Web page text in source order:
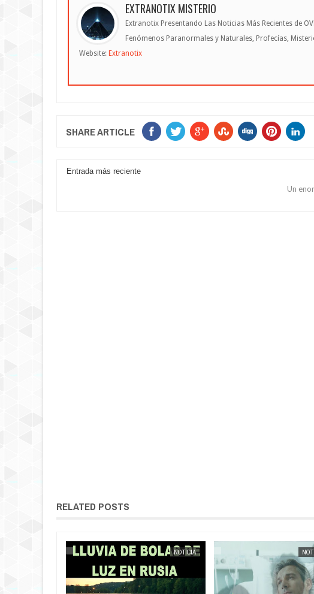
EXTRANOTIX MISTERIO
Extranotix Presentando Las Noticias Más Recientes de
Fenómenos Paranormales y Naturales, Profecías,
Website: Extranotix
SHARE ARTICLE
Entrada más reciente
Un
RELATED POSTS
NOTICIA
EXTRANOTIX MISTERIO EXTRANOTIX MISTERIO